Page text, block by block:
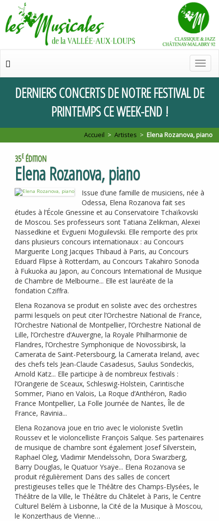
de
DERNIERSCONCERTSDENOTREFESTIVALDE
PRINTEMPSCEWEEK-END !
Accueil >Artistes >Elena Rozanova, piano
35E ÉDITION
Elena Rozanova, piano
Issue d’une famille de musiciens, née à
Odessa, Elena Rozanova fait ses
études à l’École Gnessine et au Conservatoire Tchaïkovski
de Moscou. Ses professeurs sont Tatiana Zelikman, Alexei
Nassedkine et Evgueni Moguilevski. Elle remporte des prix
dans plusieurs concours internationaux : au Concours
Marguerite Long Jacques Thibaud à Paris, au Concours
Eduard Flipse à Rotterdam, au Concours Takahiro Sonoda
à Fukuoka au Japon, au Concours International de Musique
de Chambre de Melbourne... Elle est lauréate de la
fondation Cziffra.
Elena Rozanova se produit en soliste avec des orchestres
parmi lesquels on peut citer l’Orchestre National de France,
l’Orchestre National de Montpellier, l’Orchestre National de
Lille, l’Orchestre d’Auvergne, la Royale Philharmonie de
Flandres, l’Orchestre Symphonique de Novossibirsk, la
Camerata de Saint-Petersbourg, la Camerata Ireland, avec
des chefs tels Jean-Claude Casadesus, Saulus Sondeckis,
Arnold Katz... Elle participe à de nombreux festivals :
l’Orangerie de Sceaux, Schleswig-Holstein, Carintische
Sommer, Piano en Valois, La Roque d’Anthéron, Radio
France Montpellier, La Folle Journée de Nantes, Île de
France, Ravinia...
Elena Rozanova joue en trio avec le violoniste Svetlin
Roussev et le violoncelliste François Salque. Ses partenaires
de musique de chambre sont également Josef Silverstein,
Raphael Oleg, Vladimir Mendelssohn, Dora Swarzberg,
Barry Douglas, le Quatuor Ysaÿe... Elena Rozanova se
produit régulièrement Dans des salles de concert
prestigieuses telles que le Théâtre des Champs-Elysées, le
Théâtre de la Ville, le Théâtre du Châtelet à Paris, le Centre
Culturel Belém à Lisbonne, la Cité de la Musique à Moscou,
le Konzerthaus de Vienne…